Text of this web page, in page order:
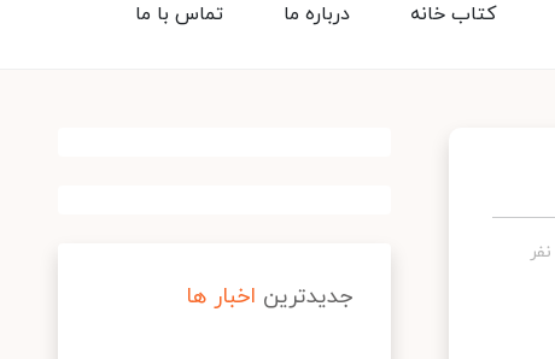
تماس با ما درباره ما کتاب خانه
جدیدترین اخبار ها